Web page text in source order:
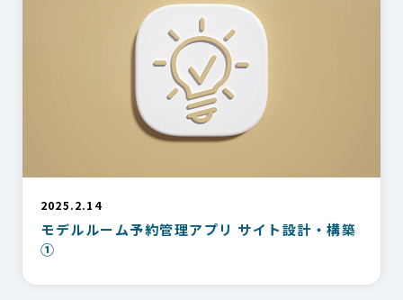
2025.2.14
モデルルーム予約管理アプリ サイト設計・構築
①